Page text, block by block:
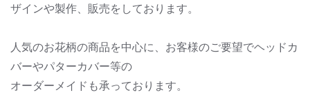
ザインや製作、販売をしております。
人気のお花柄の商品を中心に、お客様のご要望でヘッドカ
バーやパターカバー等の
オーダーメイドも承っております。